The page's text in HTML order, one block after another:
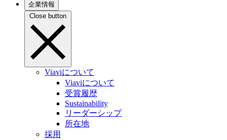
企業情報
Close button
Viaviについて
Viaviについて
受賞履歴
Sustainability
リーダーシップ
所在地
採用